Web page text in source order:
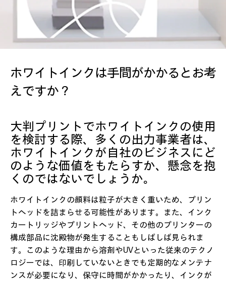
ホワイトインクは手間がかかるとお考
えですか？
大判プリントでホワイトインクの使用
を検討する際、多くの出力事業者は、
ホワイトインクが自社のビジネスにど
のような価値をもたらすか、懸念を抱
くのではないでしょうか。
ホワイトインクの顔料は粒子が大きく重いため、プリン
トヘッドを詰まらせる可能性があります。また、インク
カートリッジやプリントヘッド、その他のプリンターの
構成部品に沈殿物が発生することもしばしば見られま
す。このような理由から溶剤やUVといった従来のテクノ
ロジーでは、印刷していないときでも定期的なメンテナ
ンスが必要になり、保守に時間がかかったり、インクが